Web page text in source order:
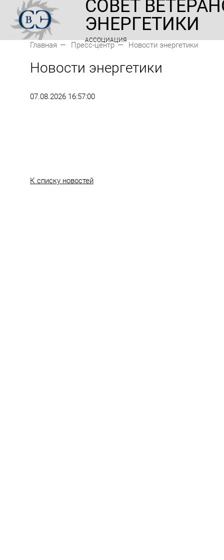
СОВЕТ
ЭНЕРГЕТИКИ
АССОЦИАЦИЯ
Главная Пресс-центр Новости энергетики
Новости энергетики
07.08.2026 16:57:00
К списку новостей